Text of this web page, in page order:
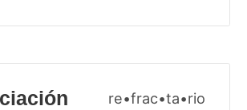
re•frac•ta•rio